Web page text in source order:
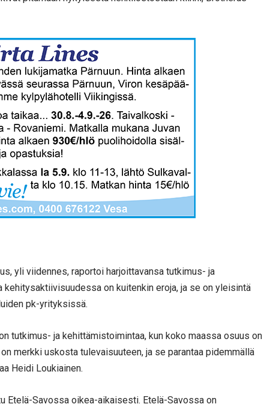
yli viidennes, raportoi harjoittavansa tutkimus- ja
on kuitenkin eroja, ja se on yleisintä
pk-yrityksissä.
tutkimus- ja kehittämistoimintaa, kun koko maassa osuus on
merkki uskosta tulevaisuuteen, ja se parantaa pidemmällä
Heidi Loukiainen.
Etelä-Savossa oikea-aikaisesti. Etelä-Savossa on